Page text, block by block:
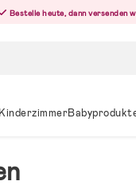
Bestelle heute, dann versenden
Kinderzimmer